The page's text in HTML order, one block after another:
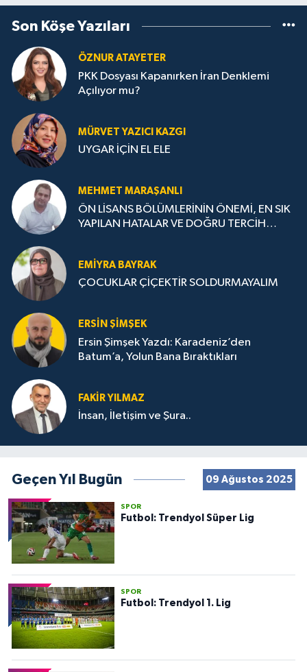
Son Köşe Yazıları
ÖZNUR ATAYETER
PKK Dosyası Kapanırken İran Denklemi
Açılıyor mu?
MÜRVET YAZICI KAZGI
UYGAR İÇİN EL ELE
MEHMET MARAŞANLI
ÖN LİSANS BÖLÜMLERİNİN ÖNEMİ, EN SIK
YAPILAN HATALAR VE DOĞRU TERCİH
EMIYRA BAYRAK
ÇOCUKLAR ÇİÇEKTİR SOLDURMAYALIM
ERSIN ŞIMŞEK
Ersin Şimşek Yazdı: Karadeniz’den
Batum’a, Yolun Bana Bıraktıkları
FAKIR YILMAZ
İnsan, İletişim ve Şura..
Geçen Yıl Bugün 09 Ağustos 2025
SPOR
Futbol: Trendyol Süper Lig
SPOR
Futbol: Trendyol 1. Lig